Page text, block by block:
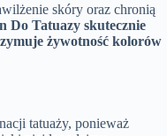
skóry oraz chronią
Do Tatuazy skutecznie
żywotność kolorów
tatuaży, ponieważ